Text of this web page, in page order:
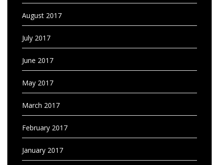
August 2017
July 2017
June 2017
May 2017
March 2017
February 2017
January 2017